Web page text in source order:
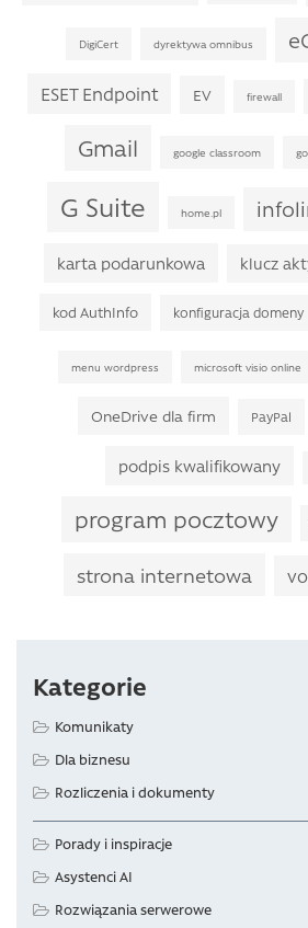
DigiCert dyrektywa omnibus
ESET Endpoint EV firewall
Gmail google classroom
G Suite home.pl
karta podarunkowa klucz
kod AuthInfo konfiguracja domeny
menu wordpress microsoft visio online
OneDrive dla firm PayPal
podpis kwalifikowany
program pocztowy
strona internetowa
Kategorie
Komunikaty
Dla biznesu
Rozliczenia i dokumenty
Porady i inspiracje
Asystenci AI
Rozwiązania serwerowe